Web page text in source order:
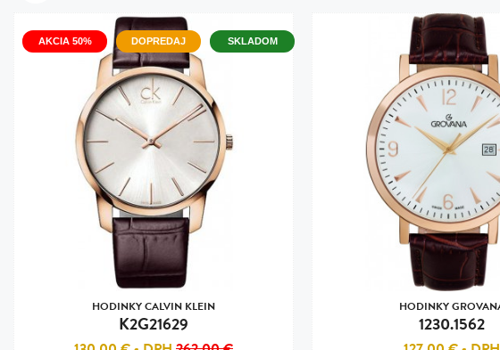
AKCIA 50% DOPREDAJ SKLADOM
HODINKY CALVIN KLEIN
K2G21629
HODINKY
1230.1562